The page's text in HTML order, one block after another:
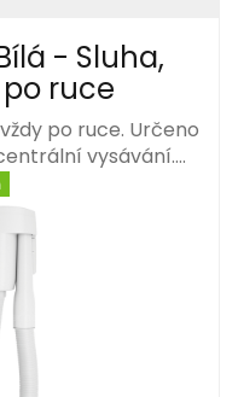
- Sluha,
ruce
vždy po ruce. Určeno
vysávání.…